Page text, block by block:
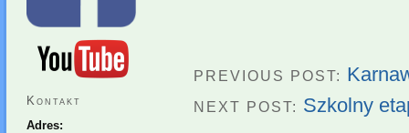
PREVIOUS POST:
NEXT POST: Szkolny
Kontakt
Adres: